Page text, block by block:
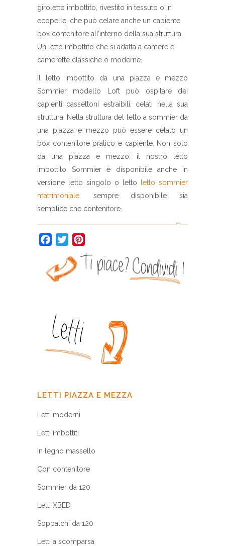
giroletto imbottito, rivestito in tessuto o in
ecopelle, che può celare anche un capiente
box contenitore all’interno della sua struttura.
Un letto imbottito che si adatta a camere e
camerette classiche o moderne.
Il letto imbottito da una piazza e mezzo
Sommier modello Loft può ospitare dei
capienti cassettoni estraibili, celati nella sua
struttura. Nella struttura del letto a sommier da
una piazza e mezzo può essere celato un
box contenitore pratico e capiente. Non solo
da una piazza e mezzo: il nostro letto
imbottito Sommier è disponibile anche in
versione letto singolo o letto
letto sommier
matrimoniale , sempre disponibile sia
semplice che contenitore.
Facebook
Twitter
LETTI PIAZZA E MEZZA
Letti moderni
Letti imbottiti
In legno massello
Con contenitore
Sommier da 120
Letti XBED
Soppalchi da 120
Letti a scomparsa